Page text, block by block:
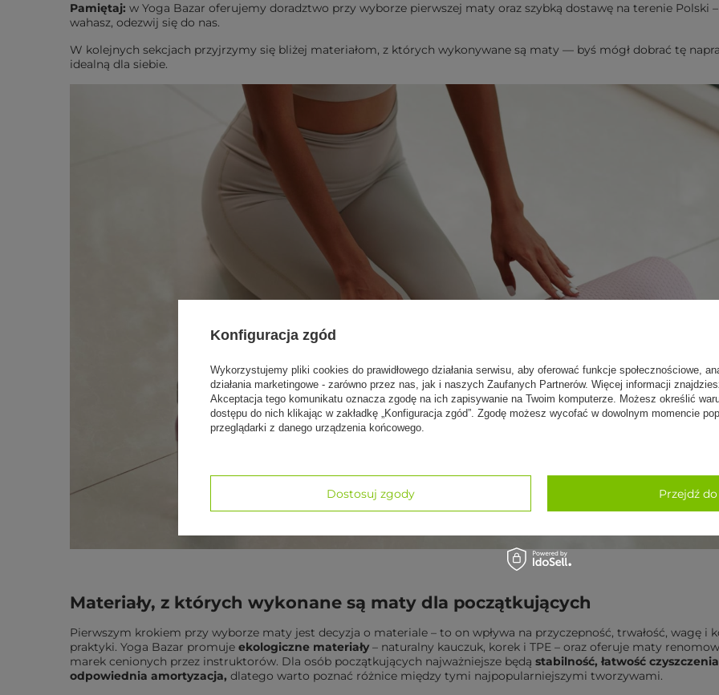
Pamiętaj: w Yoga Bazar oferujemy doradztwo przy wyborze pierwszej maty oraz szybką dostawę na terenie Polski
wahasz, odezwij się do nas.
W kolejnych sekcjach przyjrzymy się bliżej materiałom, z których wykonywane są maty — byś mógł dobrać tę
idealną dla siebie.
Materiały, z których wykonane są maty dla początkujących
Pierwszym krokiem przy wyborze maty jest decyzja o materiale – to on wpływa na przyczepność, trwałość, wagę i
praktyki. Yoga Bazar promuje ekologiczne materiały – naturalny kauczuk, korek i TPE – oraz oferuje maty
marek cenionych przez instruktorów. Dla osób początkujących najważniejsze będą stabilność, łatwość
odpowiednia amortyzacja, dlatego warto poznać różnice między tymi najpopularniejszymi tworzywami.
Konfiguracja zgód
Wykorzystujemy pliki cookies do prawidłowego działania serwisu, aby oferować funkcje społecznościowe,
działania marketingowe - zarówno przez nas, jak i naszych Zaufanych Partnerów. Więcej informacji
Akceptacja tego komunikatu oznacza zgodę na ich zapisywanie na Twoim komputerze. Możesz określić
dostępu do nich klikając w zakładkę „Konfiguracja zgód”. Zgodę możesz wycofać w dowolnym momencie
przeglądarki z danego urządzenia końcowego.
Dostosuj zgody Przejdź